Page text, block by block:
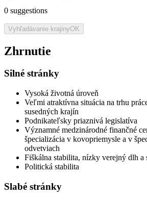
0 suggestions
Vyhľadávanie krajinyOK
Zhrnutie
Silné stránky
Vysoká životná úroveň
Veľmi atraktívna situácia na trhu
susedných krajín
Podnikateľsky priaznivá legislatíva
Významné medzinárodné finančné
špecializácia v kovopriemysle a v
odvetviach
Fiškálna stabilita, nízky verejný dlh a
Politická stabilita
Slabé stránky